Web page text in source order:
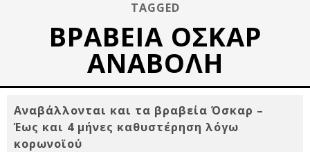
TAGGED
ΒΡΑΒΕΙΑ ΟΣΚΑΡ
ΑΝΑΒΟΛΗ
Αναβάλλονται και τα βραβεία Όσκαρ –
Έως και 4 μήνες καθυστέρηση λόγω
κορωνοϊού